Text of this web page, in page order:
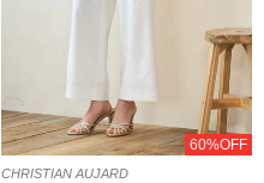
60%OFF
CHRISTIAN AUJARD